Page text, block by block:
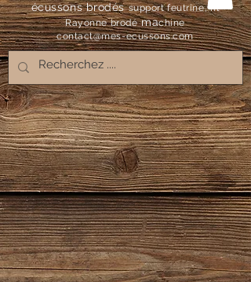
écussons brodés support feutrine, fil
Rayonne brodémachine
contact@mes-ecussons.com